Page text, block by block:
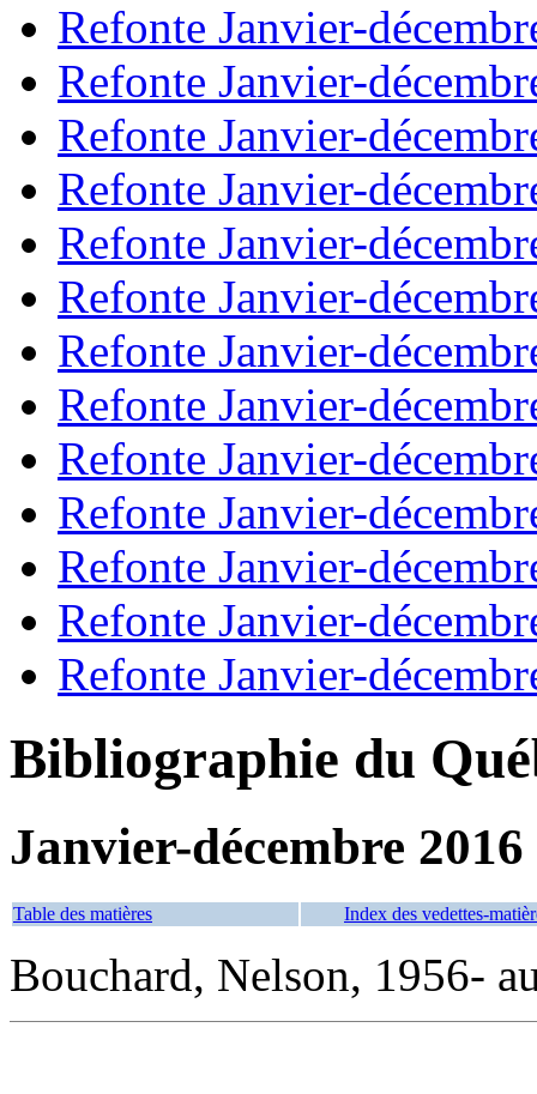
Refonte Janvier-
Refonte Janvier-
Refonte Janvier-
Refonte Janvier-
Refonte Janvier-
Refonte Janvier-
Refonte Janvier-
Refonte Janvier-
Refonte Janvier-
Refonte Janvier-
Refonte Janvier-
Refonte Janvier-
Refonte Janvier-
Bibliographie du
Janvier-décembre 2016
Table des matières Index des vedettes-
Bouchard, Nelson, 1956-